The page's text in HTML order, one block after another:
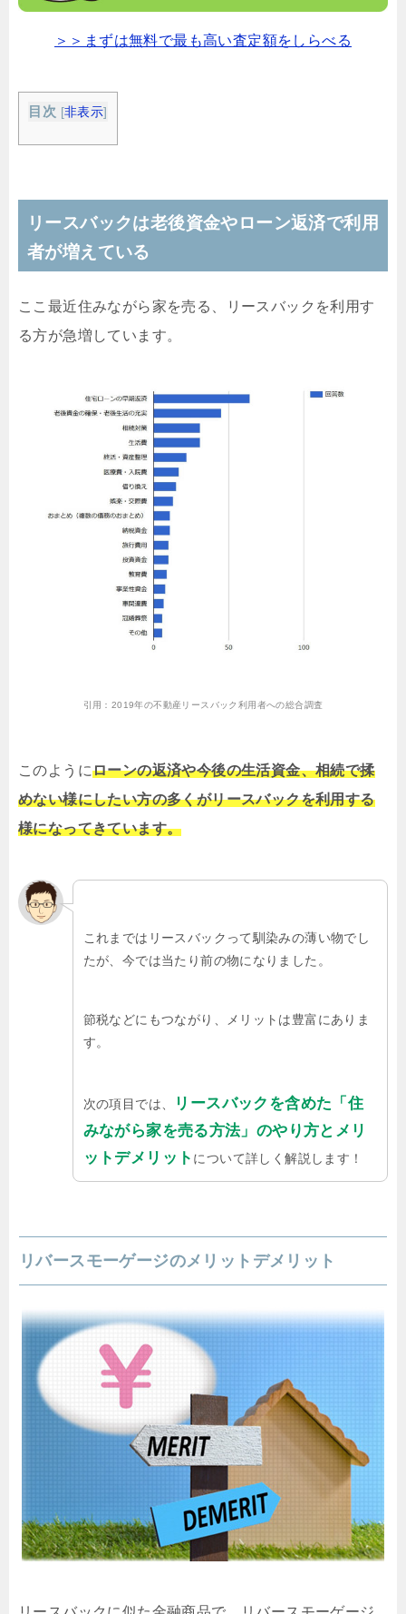
＞＞まずは無料で最も高い査定額をしらべる
目次 [非表示]
リースバックは老後資金やローン返済で利用
者が増えている
ここ最近住みながら家を売る、リースバックを利用す
る方が急増しています。
引用： 2019年の不動産リースバック利用者への総合調査
このようにローンの返済や今後の生活資金、相続で揉
めない様にしたい方の多くがリースバックを利用する
様になってきています。
これまではリースバックって馴染みの薄い物でし
たが、今では当たり前の物になりました。
節税などにもつながり、メリットは豊富にありま
す。
次の項目では、
リースバックを含めた「住
みながら家を売る方法」のやり方とメリ
ットデメリット について詳しく解説します！
リバースモーゲージのメリットデメリット